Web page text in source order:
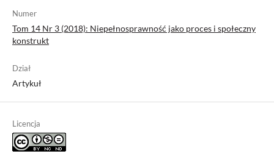
Numer
Tom 14 Nr 3 (2018): Niepełnosprawność jako proces i społeczny
konstrukt
Dział
Artykuł
Licencja